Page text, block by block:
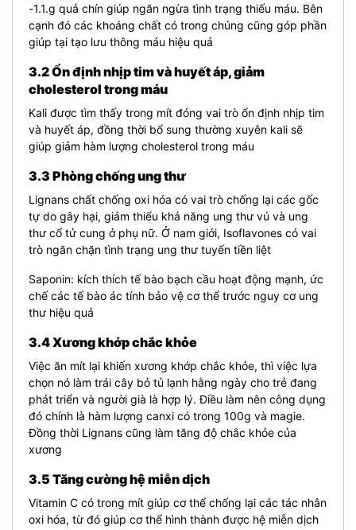
-1.1.g quả chín giúp ngăn ngừa tình trạng thiếu máu. Bên
cạnh đó các khoáng chất có trong chúng cũng góp phần
giúp tại tạo lưu thông máu hiệu quả
3.2 Ổn định nhịp tim và huyết áp, giảm
cholesterol trong máu
Kali được tìm thấy trong mít đóng vai trò ổn định nhịp tim
và huyết áp, đồng thời bổ sung thường xuyên kali sẽ
giúp giảm hàm lượng cholesterol trong máu
3.3 Phòng chống ung thư
Lignans chất chống oxi hóa có vai trò chống lại các gốc
tự do gây hại, giảm thiểu khả năng ung thư vú và ung
thư cổ tử cung ở phụ nữ. Ở nam giới, Isoflavones có vai
trò ngăn chặn tình trạng ung thư tuyến tiền liệt
Saponin: kích thích tế bào bạch cầu hoạt động mạnh, ức
chế các tế bào ác tính bảo vệ cơ thể trước nguy cơ ung
thư hiệu quả
3.4 Xương khớp chắc khỏe
Việc ăn mít lại khiến xương khớp chắc khỏe, thì việc lựa
chọn nó làm trái cây bỏ tủ lạnh hằng ngày cho trẻ đang
phát triển và người già là hợp lý. Điều làm nên công dụng
đó chính là hàm lượng canxi có trong 100g và magie.
Đồng thời Lignans cũng làm tăng độ chắc khỏe của
xương
3.5 Tăng cường hệ miễn dịch
Vitamin C có trong mít giúp cơ thể chống lại các tác nhân
oxi hóa, từ đó giúp cơ thể hình thành được hệ miễn dịch